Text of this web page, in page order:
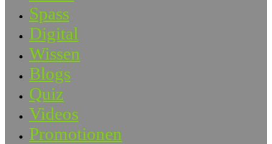
Spass
Digital
Wissen
Blogs
Quiz
Videos
Promotionen